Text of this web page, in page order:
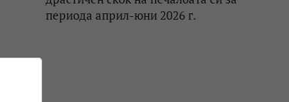
периода април-юни 2026 г.